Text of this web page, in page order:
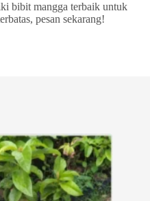
bibit mangga terbaik untuk
pesan sekarang!